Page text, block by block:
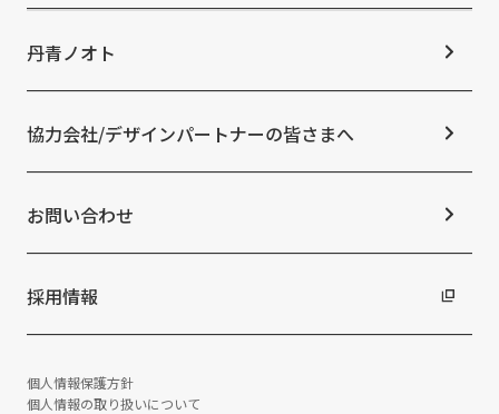
コーポレートガバナンス
IRニュース
よくあるご質問
マテリアリティ
ESGの取り組み：E（環境）
ESGの取り組み：S（社会）
ESGの取り組み：G（ガバナンス）
統合報告書
サステナビリティデータ
お知らせ
ニュースリリース
丹青ノオト
協力会社/デザインパートナーの皆さまへ
お問い合わせ
採用情報
個人情報保護方針
個人情報の取り扱いについて